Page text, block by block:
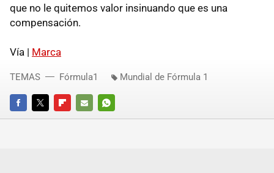
que no le quitemos valor insinuando que es una
compensación.
Vía | Marca
FACEBOOKTWITTERFLIPBOARD
E-
WHATSAPP
TEMAS Fórmula1 Mundial de Fórmula 1